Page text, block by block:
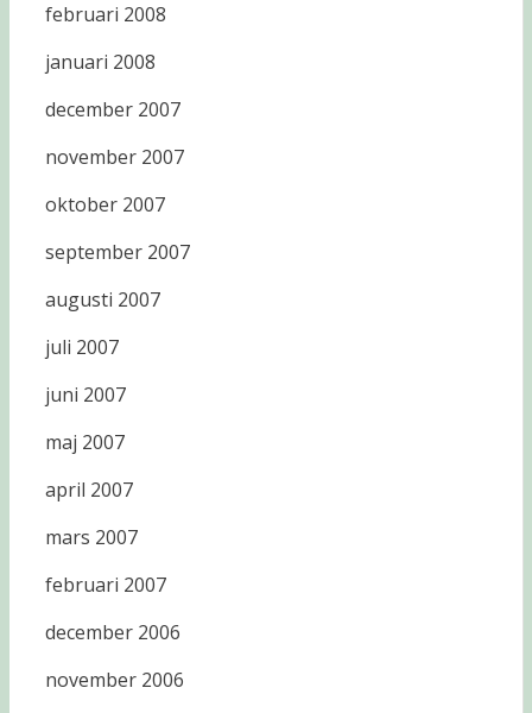
februari 2008
januari 2008
december 2007
november 2007
oktober 2007
september 2007
augusti 2007
juli 2007
juni 2007
maj 2007
april 2007
mars 2007
februari 2007
december 2006
november 2006